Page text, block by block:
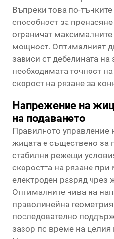
Въпреки това по-
способност за
ограничат
мощност. Оптималният
зависи от дебелината на
необходимата точност
скорост на рязане за
Напрежение на
на подаването
Правилното управление
жицата е съществено за
стабилни режещи
скоростта на рязане
електроден разряд чрез
Оптималните нива на
праволинейна
последователно
зазор по време на целия